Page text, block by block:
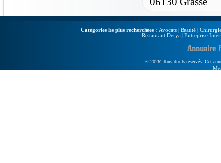
Catégories les plus recherchées : Avocats | Beauté |
Restaurant Derya | Entreprise
Annuaire
© 2026' Tous droits reservés. Cet